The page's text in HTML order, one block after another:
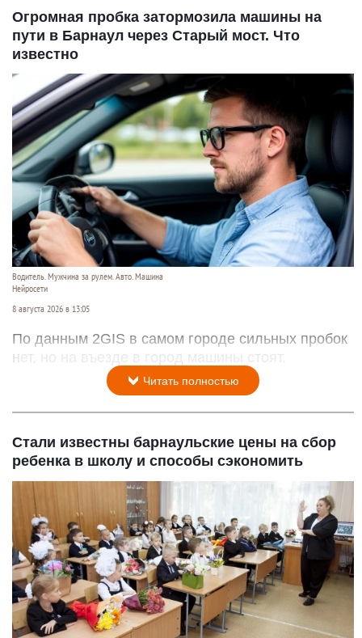
Огромная пробка затормозила машины на
пути в Барнаул через Старый мост. Что
известно
Водитель. Мужчина за рулем. Авто. Машина
Нейросети
8 августа 2026 в 13:05
По данным 2GIS в самом городе сильных пробок
нет, но на въезде в город машины стоят.
Читать полностью
Стали известны барнаульские цены на сбор
ребенка в школу и способы сэкономить